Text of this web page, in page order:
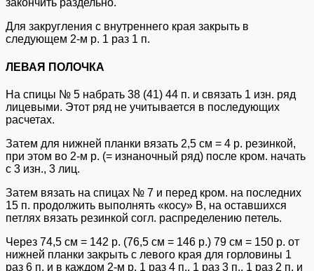
закончить раздельно.
Для закругления с внутреннего края закрыть в
следующем 2-м р. 1 раз 1 п.
ЛЕВАЯ ПОЛОЧКА
На спицы № 5 набрать 38 (41) 44 п. и связать 1 изн. ряд
лицевыми. Этот ряд не учитывается в последующих
расчетах.
Затем для нижней планки вязать 2,5 см = 4 р. резинкой,
при этом во 2-м р. (= изнаночный ряд) после кром. начать
с 3 изн., 3 лиц.
Затем вязать на спицах № 7 и перед кром. на последних
15 п. продолжить выполнять «косу» B, на оставшихся
петлях вязать резинкой согл. распределению петель.
Через 74,5 см = 142 р. (76,5 см = 146 р.) 79 см = 150 р. от
нижней планки закрыть с левого края для горловины 1
раз 6 п. и в каждом 2-м р. 1 раз 4 п., 1 раз 3 п., 1 раз 2 п. и